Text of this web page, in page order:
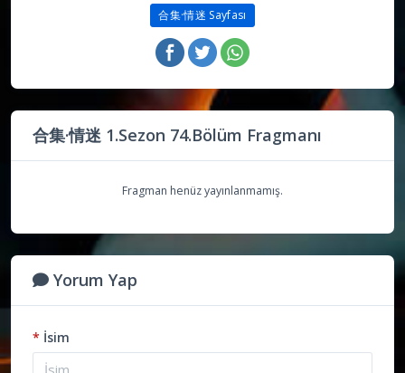
合集·情迷 Sayfası
合集·情迷 1.Sezon 74.Bölüm Fragmanı
Fragman henüz yayınlanmamış.
Yorum Yap
* İsim